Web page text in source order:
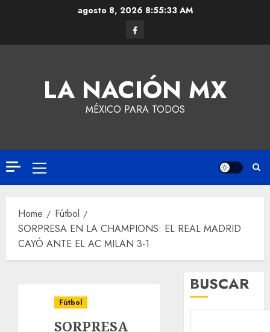
agosto 8, 2026 8:55:33 AM
LA NACIÓN MX
MÉXICO PARA TODOS
Home
Fútbol
SORPRESA EN LA CHAMPIONS: EL REAL MADRID
CAYÓ ANTE EL AC MILAN 3-1
Fútbol
SORPRESA
BUSCAR